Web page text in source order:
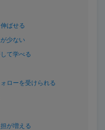
ばせる
少ない
て学べる
ローを受けられる
が増える